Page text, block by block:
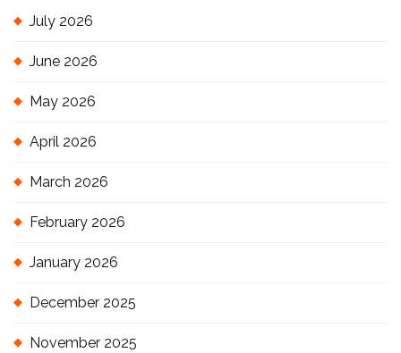
July 2026
June 2026
May 2026
April 2026
March 2026
February 2026
January 2026
December 2025
November 2025